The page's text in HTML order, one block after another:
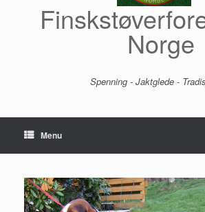
Norge
Spenning - Jaktglede -
Menu